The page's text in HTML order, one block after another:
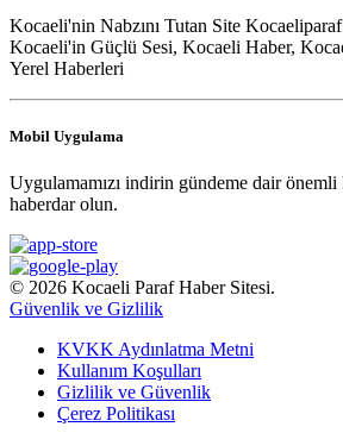
Kocaeli'nin Nabzını Tutan Site
Kocaeli'in Güçlü Sesi, Kocaeli Haber,
Yerel Haberleri
Mobil Uygulama
Uygulamamızı indirin gündeme dair
haberdar olun.
© 2026 Kocaeli Paraf Haber Sitesi.
Güvenlik ve Gizlilik
KVKK Aydınlatma Metni
Kullanım Koşulları
Gizlilik ve Güvenlik
Çerez Politikası